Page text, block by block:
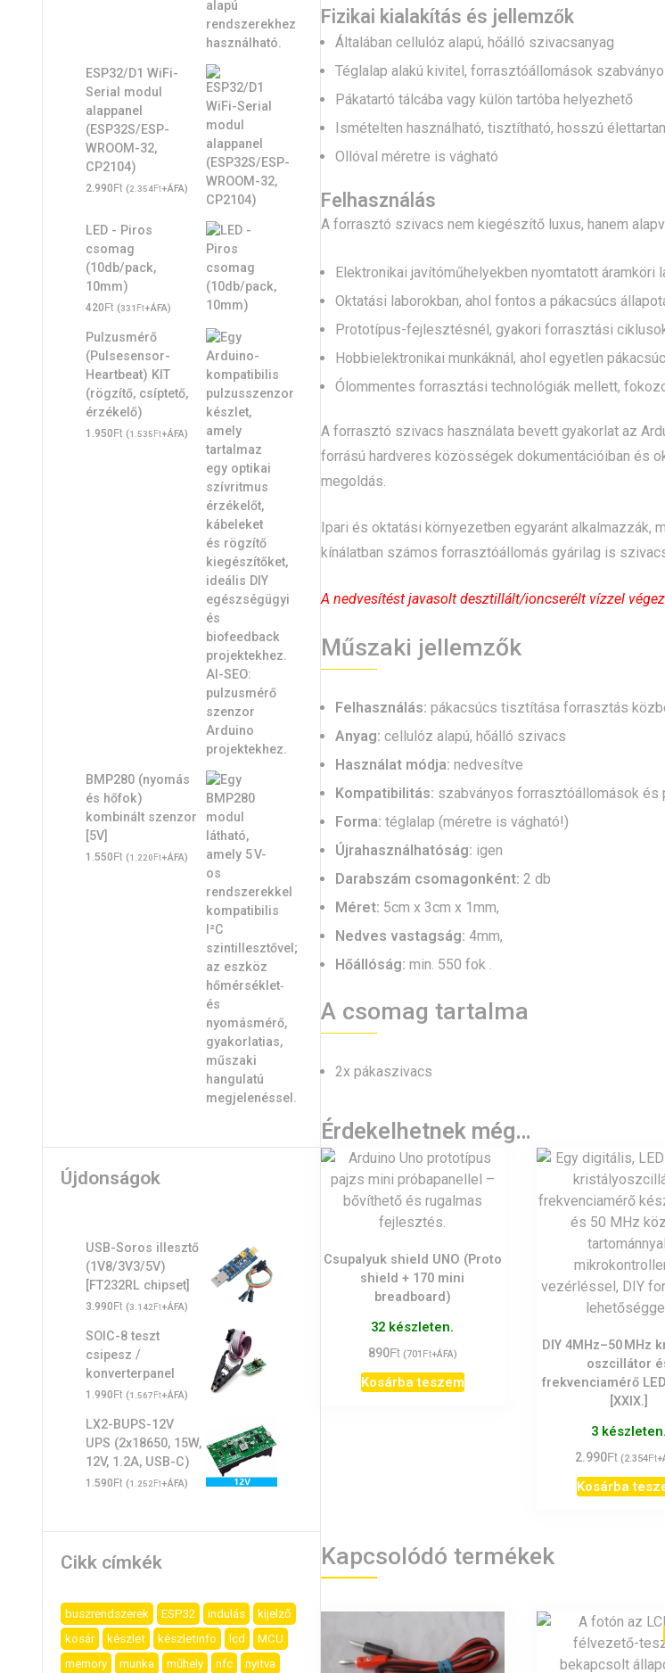
Fizikai kialakítás és jellemzők
Általában cellulóz alapú, hőálló szivacsanyag
Téglalap alakú kivitel, forrasztóállomások
Pákatartó tálcába vagy külön tartóba helyezhető
Ismételten használható, tisztítható, hosszú
Ollóval méretre is vágható
Felhasználás
A forrasztó szivacs nem kiegészítő luxus, hanem
Elektronikai javítóműhelyekben nyomtatott áramköri
Oktatási laborokban, ahol fontos a pákacsúcs
Prototípus-fejlesztésnél, gyakori forrasztási
Hobbielektronikai munkáknál, ahol egyetlen
Ólommentes forrasztási technológiák mellett,
A forrasztó szivacs használata bevett gyakorlat az
forrású hardveres közösségek dokumentációiban és
megoldás.
Ipari és oktatási környezetben egyaránt alkalmazzák,
kínálatban számos forrasztóállomás gyárilag is
A nedvesítést javasolt desztillált/ioncserélt vízzel
Műszaki jellemzők
Felhasználás: pákacsúcs tisztítása forrasztás
Anyag: cellulóz alapú, hőálló szivacs
Használat módja: nedvesítve
Kompatibilitás: szabványos forrasztóállomások és
Forma: téglalap (méretre is vágható!)
Újrahasználhatóság: igen
Darabszám csomagonként: 2 db
Méret: 5cm x 3cm x 1mm,
Nedves vastagság: 4mm,
Hőállóság: min. 550 fok .
A csomag tartalma
2x pákaszivacs
Érdekelhetnek még…
Csupalyuk shield UNO (Proto
shield + 170 mini
breadboard)
32 készleten.
890Ft (701 Ft+ÁFA)
Kosárba teszem
DIY 4MHz–50 MHz
oszcillátor
frekvenciamérő
[XXIX.]
3 készleten.
2.990Ft (2.354Ft
Kosárba
Kapcsolódó termékek
ESP32/D1 WiFi-
Serial modul
alappanel
(ESP32S/ESP-
WROOM-32,
CP2104)
2.990Ft (2.354Ft+ÁFA)
LED - Piros
csomag
(10db/pack,
10mm)
420Ft (331 Ft+ÁFA)
Pulzusmérő
(Pulsesensor-
Heartbeat) KIT
(rögzítő, csíptető,
érzékelő)
1.950Ft (1.535Ft+ÁFA)
BMP280 (nyomás
és hőfok)
kombinált szenzor
[5V]
1.550Ft (1.220Ft+ÁFA)
Újdonságok
USB-Soros illesztő
(1V8/3V3/5V)
[FT232RL chipset]
3.990Ft (3.142Ft+ÁFA)
SOIC-8 teszt
csipesz /
konverterpanel
1.990Ft (1.567Ft+ÁFA)
LX2-BUPS-12V
UPS (2x18650, 15W,
12V, 1.2A, USB-C)
1.590Ft (1.252Ft+ÁFA)
Cikk címkék
buszrendszerek ESP32 indulás
kijelző
kosár
készlet készletinfo lcd
MCU
memory
munka műhely nfc nyitva